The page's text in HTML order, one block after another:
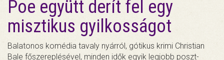
Poe együtt derít fel egy
misztikus gyilkosságot
Balatonos komédia tavaly nyárról, gótikus krimi Christian
Bale főszereplésével, minden idők egyik legjobb poszt-